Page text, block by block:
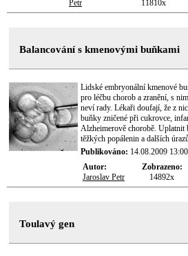
Petr
11810x
Balancování s kmenovými buňkami
Lidské embryonální kmenové
pro léčbu chorob a zranění, s
neví rady. Lékaři doufají, že z
buňky zničené při cukrovce,
Alzheimerově chorobě. Uplatnit
těžkých popálenin a dalších
Publikováno: 14.08.2009 13:00
Autor:
Jaroslav Petr
Zobrazeno:
14892x
Toulavý gen